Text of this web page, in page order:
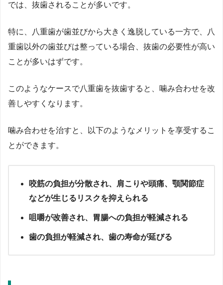
では、抜歯されることが多いです。
特に、八重歯が歯並びから大きく逸脱している一方で、八
重歯以外の歯並びは整っている場合、抜歯の必要性が高い
ことが多いはずです。
このようなケースで八重歯を抜歯すると、噛み合わせを改
善しやすくなります。
噛み合わせを治すと、以下のようなメリットを享受するこ
とができます。
咬筋の負担が分散され、肩こりや頭痛、顎関節症
などが生じるリスクを抑えられる
咀嚼が改善され、胃腸への負担が軽減される
歯の負担が軽減され、歯の寿命が延びる